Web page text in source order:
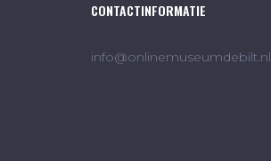
CONTACTINFORMATIE
info@onlinemuseumdebilt.nl